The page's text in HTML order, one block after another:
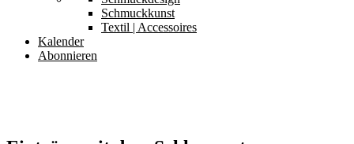
Schmuckkunst
Textil | Accessoires
Kalender
Abonnieren